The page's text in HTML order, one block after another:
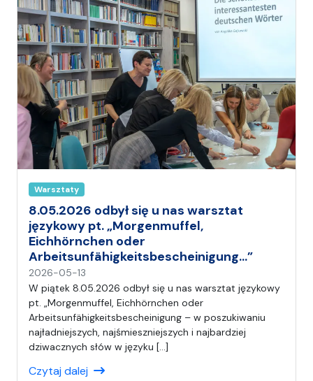
A
n
i
a
Warsztaty
8.05.2026 odbył się u nas warsztat
językowy pt. „Morgenmuffel,
Eichhörnchen oder
Arbeitsunfähigkeitsbescheinigung…”
2026-05-13
a
p
i
s
a
(
W piątek 8.05.2026 odbył się u nas warsztat językowy
pt. „Morgenmuffel, Eichhörnchen oder
Arbeitsunfähigkeitsbescheinigung – w poszukiwaniu
najładniejszych, najśmieszniejszych i najbardziej
dziwacznych słów w języku […]
Czytaj dalej